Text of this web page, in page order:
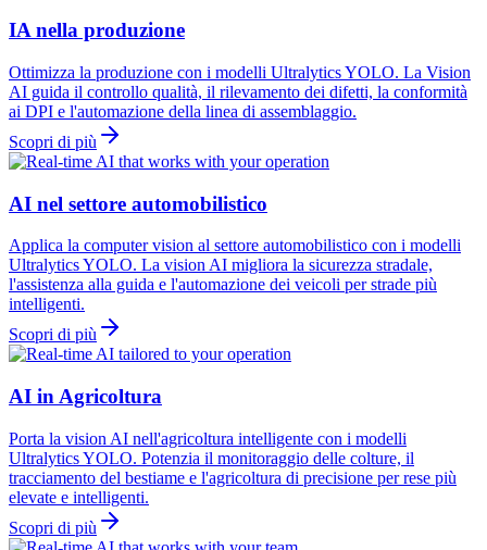
IA nella produzione
Ottimizza la produzione con i modelli Ultralytics YOLO. La Vision
AI guida il controllo qualità, il rilevamento dei difetti, la conformità
ai DPI e l'automazione della linea di assemblaggio.
Scopri di più
AI nel settore automobilistico
Applica la computer vision al settore automobilistico con i modelli
Ultralytics YOLO. La vision AI migliora la sicurezza stradale,
l'assistenza alla guida e l'automazione dei veicoli per strade più
intelligenti.
Scopri di più
AI in Agricoltura
Porta la vision AI nell'agricoltura intelligente con i modelli
Ultralytics YOLO. Potenzia il monitoraggio delle colture, il
tracciamento del bestiame e l'agricoltura di precisione per rese più
elevate e intelligenti.
Scopri di più